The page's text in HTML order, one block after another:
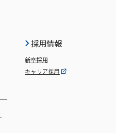
採用情報
新卒採用
キャリア採用